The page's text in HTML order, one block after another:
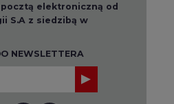
elektroniczną od
S.A z siedzibą w
NEWSLETTERA